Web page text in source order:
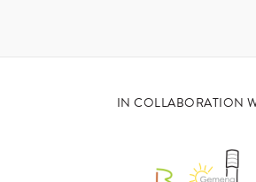
IN COLLABORATION